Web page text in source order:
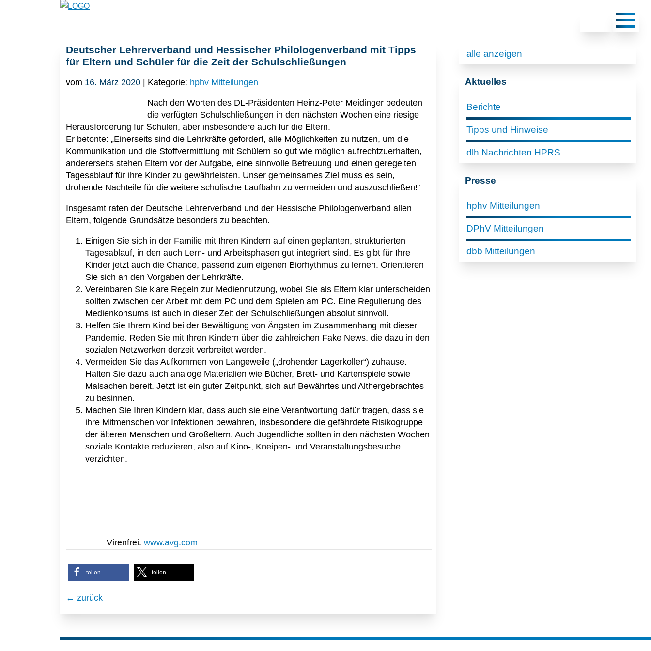
Deutscher Lehrerverband und Hessischer Philologenverband mit Tipps
für Eltern und Schüler für die Zeit der Schulschließungen
vom 16. März 2020 | Kategorie: hphv Mitteilungen
Nach den Worten des DL-Präsidenten Heinz-Peter Meidinger bedeuten
die verfügten Schulschließungen in den nächsten Wochen eine riesige
Herausforderung für Schulen, aber insbesondere auch für die Eltern.
Er betonte: „Einerseits sind die Lehrkräfte gefordert, alle Möglichkeiten zu nutzen, um die
Kommunikation und die Stoffvermittlung mit Schülern so gut wie möglich aufrechtzuerhalten,
andererseits stehen Eltern vor der Aufgabe, eine sinnvolle Betreuung und einen geregelten
Tagesablauf für ihre Kinder zu gewährleisten. Unser gemeinsames Ziel muss es sein,
drohende Nachteile für die weitere schulische Laufbahn zu vermeiden und auszuschließen!“
Insgesamt raten der Deutsche Lehrerverband und der Hessische Philologenverband allen
Eltern, folgende Grundsätze besonders zu beachten.
Einigen Sie sich in der Familie mit Ihren Kindern auf einen geplanten, strukturierten
Tagesablauf, in den auch Lern- und Arbeitsphasen gut integriert sind. Es gibt für Ihre
Kinder jetzt auch die Chance, passend zum eigenen Biorhythmus zu lernen. Orientieren
Sie sich an den Vorgaben der Lehrkräfte.
Vereinbaren Sie klare Regeln zur Mediennutzung, wobei Sie als Eltern klar unterscheiden
sollten zwischen der Arbeit mit dem PC und dem Spielen am PC. Eine Regulierung des
Medienkonsums ist auch in dieser Zeit der Schulschließungen absolut sinnvoll.
Helfen Sie Ihrem Kind bei der Bewältigung von Ängsten im Zusammenhang mit dieser
Pandemie. Reden Sie mit Ihren Kindern über die zahlreichen Fake News, die dazu in den
sozialen Netzwerken derzeit verbreitet werden.
Vermeiden Sie das Aufkommen von Langeweile („drohender Lagerkoller“) zuhause.
Halten Sie dazu auch analoge Materialien wie Bücher, Brett- und Kartenspiele sowie
Malsachen bereit. Jetzt ist ein guter Zeitpunkt, sich auf Bewährtes und Althergebrachtes
zu besinnen.
Machen Sie Ihren Kindern klar, dass auch sie eine Verantwortung dafür tragen, dass sie
ihre Mitmenschen vor Infektionen bewahren, insbesondere die gefährdete Risikogruppe
der älteren Menschen und Großeltern. Auch Jugendliche sollten in den nächsten Wochen
soziale Kontakte reduzieren, also auf Kino-, Kneipen- und Veranstaltungsbesuche
verzichten.
Virenfrei. www.avg.com
teilen teilen
← zurück
alle anzeigen
Aktuelles
Berichte
Tipps und Hinweise
dlh Nachrichten HPRS
Presse
hphv Mitteilungen
DPhV Mitteilungen
dbb Mitteilungen